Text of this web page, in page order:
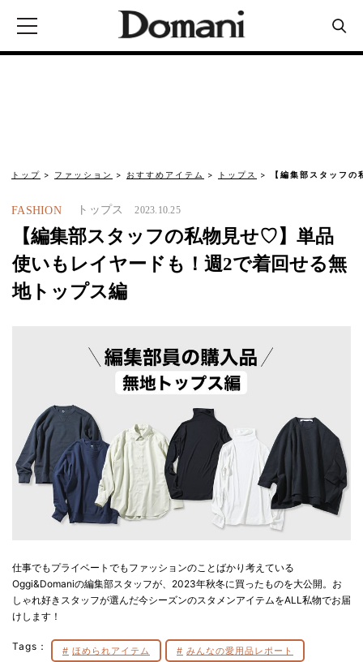
トップ ファッション おすすめアイテム トップス 【編集部スタッフ
FASHION トップス 2023.10.25
【編集部スタッフの私物見せ♡】単品
使いもレイヤードも！週2で着回せる無
地トップス編
仕事でもプライベートでもファッションのことばかり考えている
Oggi&Domaniの編集部スタッフが、2023年秋冬に買ったものを大公開。お
しゃれ好きスタッフが選んだ今シーズンのスタメンアイテムをALL私物でお届
けします！
Tags： ほめられアイテム みんなの愛用品レポート